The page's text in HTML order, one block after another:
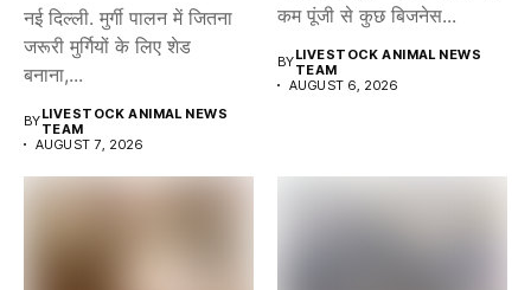
नई दिल्ली. मुर्गी पालन में जितना
जरूरी मुर्गियों के लिए शेड
बनाना,...
BYLIVESTOCK ANIMAL NEWS
TEAM
AUGUST 7, 2026
कम पूंजी से कुछ बिजनेस...
BYLIVESTOCK ANIMAL NEWS
TEAM
AUGUST 6, 2026